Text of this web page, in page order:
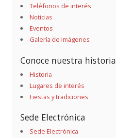
Teléfonos de interés
Noticias
Eventos
Galería de Imágenes
Conoce nuestra historia
Historia
Lugares de interés
Fiestas y tradiciones
Sede Electrónica
Sede Electrónica